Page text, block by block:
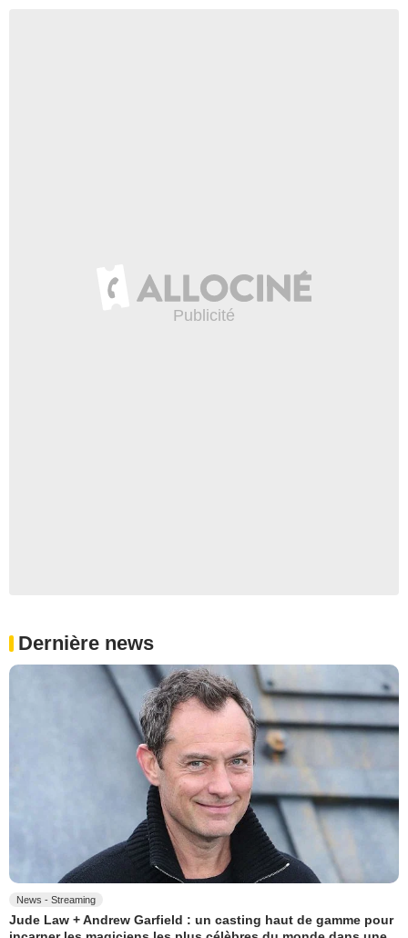
Dernière news
News - Streaming
Jude Law + Andrew Garfield : un casting haut de gamme pour